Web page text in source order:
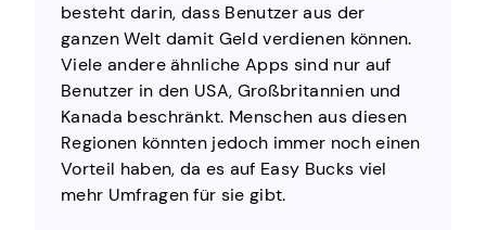
besteht darin, dass Benutzer aus der
ganzen Welt damit Geld verdienen können.
Viele andere ähnliche Apps sind nur auf
Benutzer in den USA, Großbritannien und
Kanada beschränkt. Menschen aus diesen
Regionen könnten jedoch immer noch einen
Vorteil haben, da es auf Easy Bucks viel
mehr Umfragen für sie gibt.